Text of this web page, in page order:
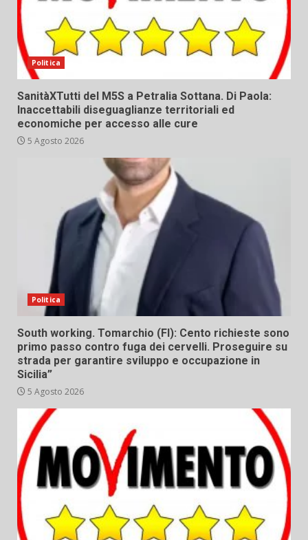
Politica
SanitàXTutti del M5S a Petralia Sottana. Di Paola:
Inaccettabili diseguaglianze territoriali ed
economiche per accesso alle cure
5 Agosto 2026
Politica
South working. Tomarchio (FI): Cento richieste sono
primo passo contro fuga dei cervelli. Proseguire su
strada per garantire sviluppo e occupazione in
Sicilia”
5 Agosto 2026